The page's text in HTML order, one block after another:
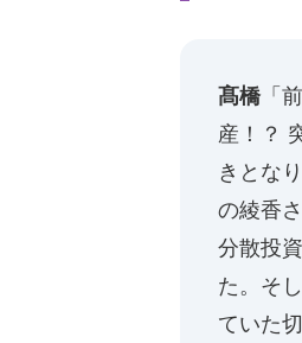
髙橋「
産！？
きとな
の綾香
分散投
た。そ
ていた